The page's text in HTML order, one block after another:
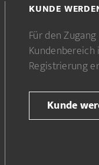
KUNDE
Für den
Kundenbereich
Registrierung
Kunde